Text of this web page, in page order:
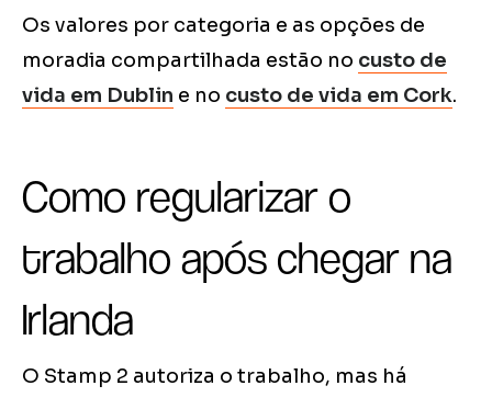
Os valores por categoria e as opções de
moradia compartilhada estão no custo de
vida em Dublin e no custo de vida em Cork.
Como regularizar o
trabalho após chegar na
Irlanda
O Stamp 2 autoriza o trabalho, mas há